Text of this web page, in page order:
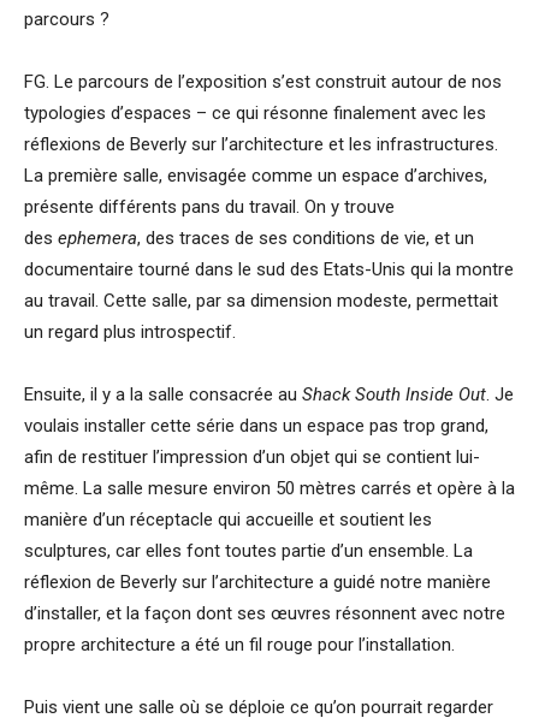
parcours ?
FG. Le parcours de l’exposition s’est construit autour de nos
typologies d’espaces – ce qui résonne finalement avec les
réflexions de Beverly sur l’architecture et les infrastructures.
La première salle, envisagée comme un espace d’archives,
présente différents pans du travail. On y trouve
des ephemera, des traces de ses conditions de vie, et un
documentaire tourné dans le sud des Etats-Unis qui la montre
au travail. Cette salle, par sa dimension modeste, permettait
un regard plus introspectif.
Ensuite, il y a la salle consacrée au Shack South Inside Out. Je
voulais installer cette série dans un espace pas trop grand,
afin de restituer l’impression d’un objet qui se contient lui-
même. La salle mesure environ 50 mètres carrés et opère à la
manière d’un réceptacle qui accueille et soutient les
sculptures, car elles font toutes partie d’un ensemble. La
réflexion de Beverly sur l’architecture a guidé notre manière
d’installer, et la façon dont ses œuvres résonnent avec notre
propre architecture a été un fil rouge pour l’installation.
Puis vient une salle où se déploie ce qu’on pourrait regarder